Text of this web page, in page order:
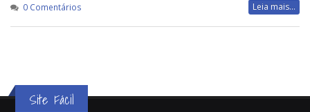
0 Comentários
Leia mais...
Site Fácil